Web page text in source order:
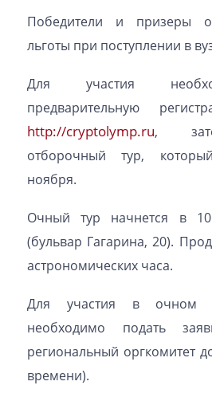
Победители и призеры
льготы при поступлении в
Для участия
предварительную
http://cryptolymp.ru,
отборочный тур,
ноября.
Очный тур начнется в
(бульвар Гагарина, 20).
астрономических часа.
Для участия в очном
необходимо подать
региональный оргкомитет
времени).